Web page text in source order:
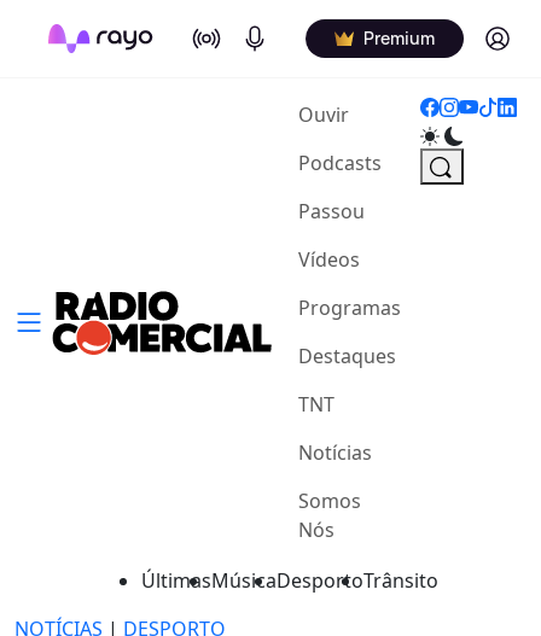
On Air Podcasts Premium Log in
Ouvir(current)
Podcasts
Passou
Vídeos
Programas
Destaques
TNT
Notícias
Somos
Nós
ÚltimasMúsicaDesportoTrânsito
NOTÍCIAS | DESPORTO